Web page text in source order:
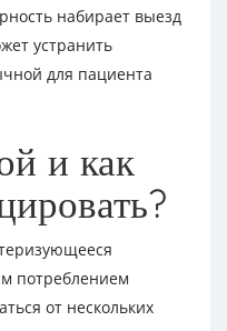
набирает выезд
устранить
для пациента
и как
потреблением
от нескольких